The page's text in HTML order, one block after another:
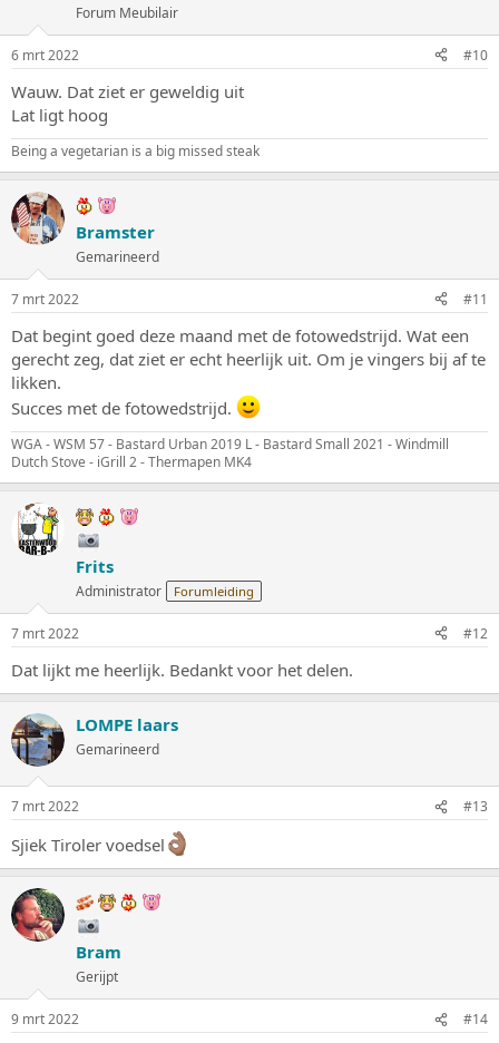
e
:
Forum Meubilair
6 mrt 2022 #10
Wauw. Dat ziet er geweldig uit
Lat ligt hoog
Being a vegetarian is a big missed steak
Bramster
Gemarineerd
7 mrt 2022 #11
Dat begint goed deze maand met de fotowedstrijd. Wat een
gerecht zeg, dat ziet er echt heerlijk uit. Om je vingers bij af te
likken.
Succes met de fotowedstrijd.
WGA - WSM 57 - Bastard Urban 2019 L - Bastard Small 2021 - Windmill
Dutch Stove - iGrill 2 - Thermapen MK4
Frits
Administrator Forumleiding
7 mrt 2022 #12
Dat lijkt me heerlijk. Bedankt voor het delen.
LOMPE laars
Gemarineerd
7 mrt 2022 #13
Sjiek Tiroler voedsel
Bram
Gerijpt
9 mrt 2022 #14